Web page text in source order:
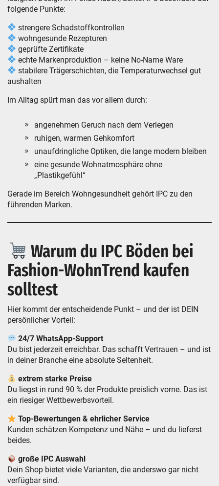
folgende Punkte:
strengere Schadstoffkontrollen
wohngesunde Rezepturen
geprüfte Zertifikate
echte Markenproduktion – keine No-Name Ware
stabilere Trägerschichten, die Temperaturwechsel gut
aushalten
Im Alltag spürt man das vor allem durch:
angenehmen Geruch nach dem Verlegen
ruhigen, warmen Gehkomfort
unaufdringliche Optiken, die lange modern bleiben
eine gesunde Wohnatmosphäre ohne
„Plastikgefühl“
Gerade im Bereich Wohngesundheit gehört IPC zu den
führenden Marken.
Warum du IPC Böden bei
Fashion-WohnTrend kaufen
solltest
Hier kommt der entscheidende Punkt – und der ist DEIN
persönlicher Vorteil:
24/7 WhatsApp-Support
Du bist jederzeit erreichbar. Das schafft Vertrauen – und ist
in deiner Branche eine absolute Seltenheit.
extrem starke Preise
Du liegst in rund 90 % der Produkte preislich vorne. Das ist
ein riesiger Wettbewerbsvorteil.
Top-Bewertungen & ehrlicher Service
Kunden schätzen Kompetenz und Nähe – und du lieferst
beides.
große IPC Auswahl
Dein Shop bietet viele Varianten, die anderswo gar nicht
verfügbar sind.